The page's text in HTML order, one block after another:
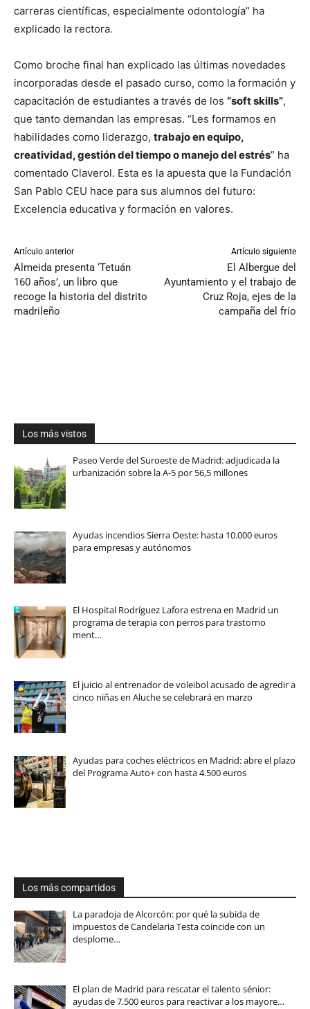
carreras científicas, especialmente odontología” ha
explicado la rectora.
Como broche final han explicado las últimas novedades
incorporadas desde el pasado curso, como la formación y
capacitación de estudiantes a través de los “soft skills”,
que tanto demandan las empresas. “Les formamos en
habilidades como liderazgo, trabajo en equipo,
creatividad, gestión del tiempo o manejo del estrés” ha
comentado Claverol. Esta es la apuesta que la Fundación
San Pablo CEU hace para sus alumnos del futuro:
Excelencia educativa y formación en valores.
Artículo anterior
Almeida presenta ‘Tetuán
160 años’, un libro que
recoge la historia del distrito
madrileño
Artículo siguiente
El Albergue del
Ayuntamiento y el trabajo de
Cruz Roja, ejes de la
campaña del frío
Los más vistos
Paseo Verde del Suroeste de Madrid: adjudicada la
urbanización sobre la A-5 por 56,5 millones
Ayudas incendios Sierra Oeste: hasta 10.000 euros
para empresas y autónomos
El Hospital Rodríguez Lafora estrena en Madrid un
programa de terapia con perros para trastorno
ment…
El juicio al entrenador de voleibol acusado de agredir a
cinco niñas en Aluche se celebrará en marzo
Ayudas para coches eléctricos en Madrid: abre el plazo
del Programa Auto+ con hasta 4.500 euros
Los más compartidos
La paradoja de Alcorcón: por qué la subida de
impuestos de Candelaria Testa coincide con un
desplome…
El plan de Madrid para rescatar el talento sénior:
ayudas de 7.500 euros para reactivar a los mayore…